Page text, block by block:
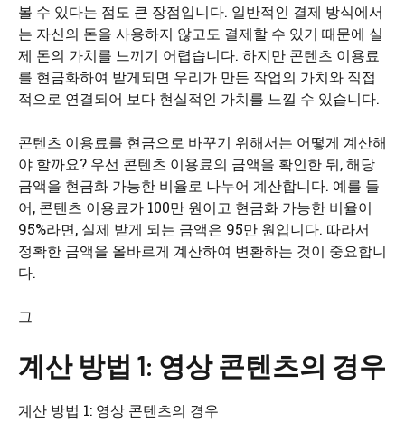
볼 수 있다는 점도 큰 장점입니다. 일반적인 결제 방식에서
는 자신의 돈을 사용하지 않고도 결제할 수 있기 때문에 실
제 돈의 가치를 느끼기 어렵습니다. 하지만 콘텐츠 이용료
를 현금화하여 받게되면 우리가 만든 작업의 가치와 직접
적으로 연결되어 보다 현실적인 가치를 느낄 수 있습니다.
콘텐츠 이용료를 현금으로 바꾸기 위해서는 어떻게 계산해
야 할까요? 우선 콘텐츠 이용료의 금액을 확인한 뒤, 해당
금액을 현금화 가능한 비율로 나누어 계산합니다. 예를 들
어, 콘텐츠 이용료가 100만 원이고 현금화 가능한 비율이
95%라면, 실제 받게 되는 금액은 95만 원입니다. 따라서
정확한 금액을 올바르게 계산하여 변환하는 것이 중요합니
다.
그
계산 방법 1: 영상 콘텐츠의 경우
계산 방법 1: 영상 콘텐츠의 경우